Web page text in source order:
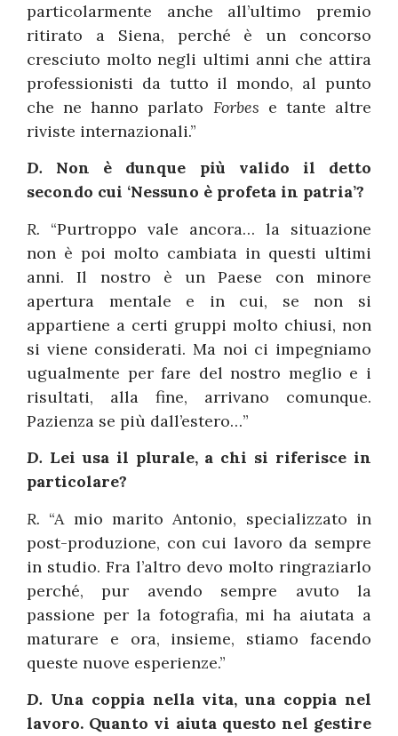
particolarmente anche all’ultimo premio
ritirato a Siena, perché è un concorso
cresciuto molto negli ultimi anni che attira
professionisti da tutto il mondo, al punto
che ne hanno parlato Forbes e tante altre
riviste internazionali.”
D. Non è dunque più valido il detto
secondo cui ‘Nessuno è profeta in patria’?
R. “Purtroppo vale ancora… la situazione
non è poi molto cambiata in questi ultimi
anni. Il nostro è un Paese con minore
apertura mentale e in cui, se non si
appartiene a certi gruppi molto chiusi, non
si viene considerati. Ma noi ci impegniamo
ugualmente per fare del nostro meglio e i
risultati, alla fine, arrivano comunque.
Pazienza se più dall’estero…”
D. Lei usa il plurale, a chi si riferisce in
particolare?
R. “A mio marito Antonio, specializzato in
post-produzione, con cui lavoro da sempre
in studio. Fra l’altro devo molto ringraziarlo
perché, pur avendo sempre avuto la
passione per la fotografia, mi ha aiutata a
maturare e ora, insieme, stiamo facendo
queste nuove esperienze.”
D. Una coppia nella vita, una coppia nel
lavoro. Quanto vi aiuta questo nel gestire